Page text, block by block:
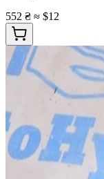
552 ₴ ≈ $12